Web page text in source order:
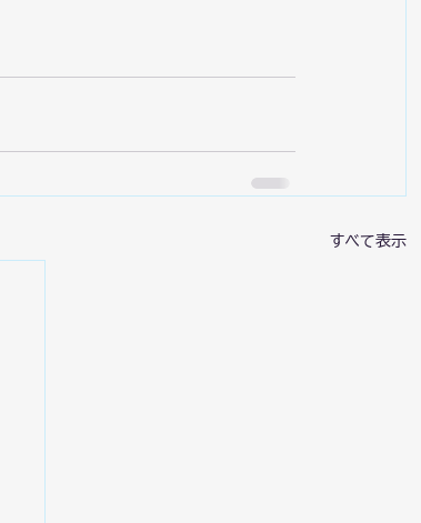
すべて表示